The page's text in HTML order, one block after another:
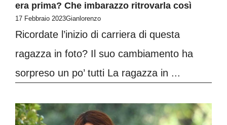
era prima? Che imbarazzo ritrovarla così
17 Febbraio 2023Gianlorenzo
Ricordate l’inizio di carriera di questa
ragazza in foto? Il suo cambiamento ha
sorpreso un po’ tutti La ragazza in ...